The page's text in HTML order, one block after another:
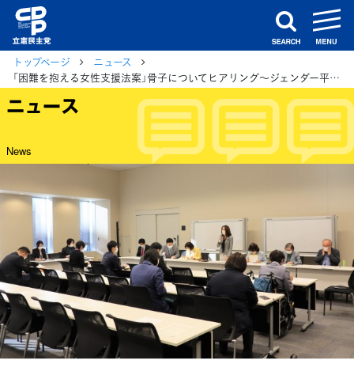
search
トップページ
ニュース
「困難を抱える女性支援法案」骨子についてヒアリング～ジェンダー平等推進本部および厚労部会
ニュース
News